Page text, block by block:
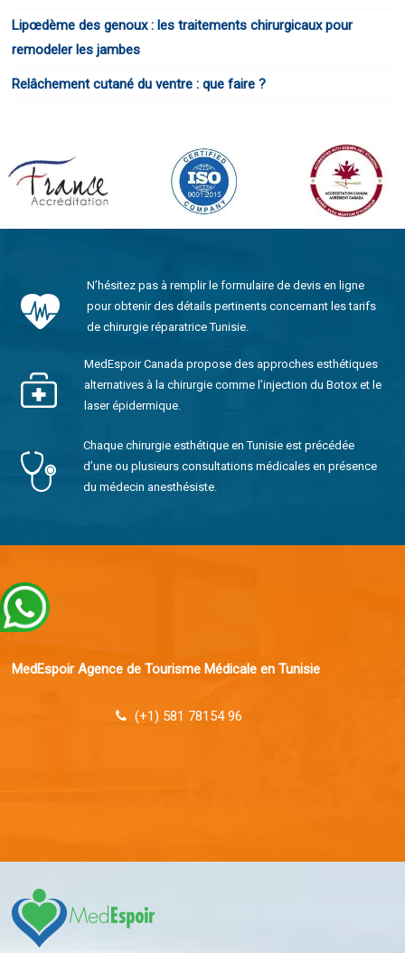
Lipœdème des genoux : les traitements chirurgicaux pour
remodeler les jambes
Relâchement cutané du ventre : que faire ?
N’hésitez pas à remplir le formulaire de devis en ligne
pour obtenir des détails pertinents concernant les tarifs
de chirurgie réparatrice Tunisie.
MedEspoir Canada propose des approches esthétiques
alternatives à la chirurgie comme l’injection du Botox et le
laser épidermique.
Chaque chirurgie esthétique en Tunisie est précédée
d’une ou plusieurs consultations médicales en présence
du médecin anesthésiste.
MedEspoir Agence de Tourisme Médicale en Tunisie
(+1) 581 78154 96